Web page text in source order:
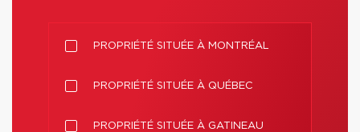
PROPRIÉTÉ SITUÉE À MONTRÉAL
PROPRIÉTÉ SITUÉE À QUÉBEC
PROPRIÉTÉ SITUÉE À GATINEAU